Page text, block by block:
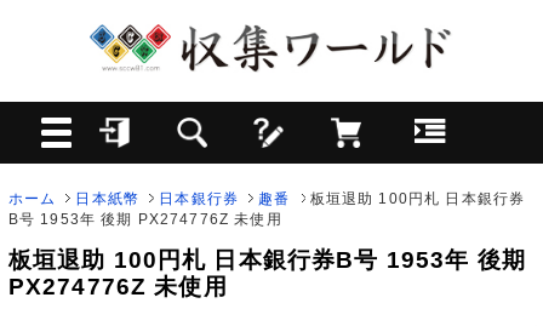
ホーム 日本紙幣 日本銀行券 趣番
板垣退助 100円札 日本銀行券
B号 1953年 後期 PX274776Z 未使用
板垣退助 100円札 日本銀行券B号 1953年 後期
PX274776Z 未使用